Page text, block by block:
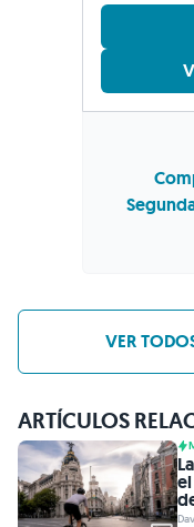
VER
ARTÍCULOS